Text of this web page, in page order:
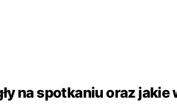
na spotkaniu oraz